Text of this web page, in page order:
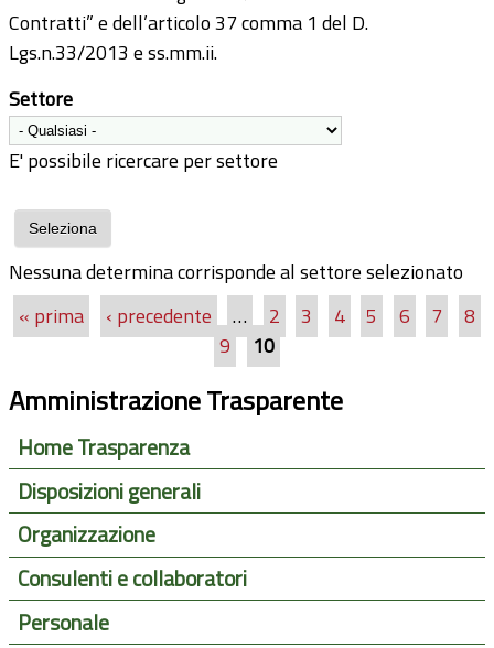
Contratti” e dell’articolo 37 comma 1 del D.
Lgs.n.33/2013 e ss.mm.ii.
Settore
E' possibile ricercare per settore
Nessuna determina corrisponde al settore selezionato
Pagine
« prima ‹ precedente … 2 3 4 5 6 7
8
9
10
Amministrazione Trasparente
Home Trasparenza
Disposizioni generali
Organizzazione
Consulenti e collaboratori
Personale